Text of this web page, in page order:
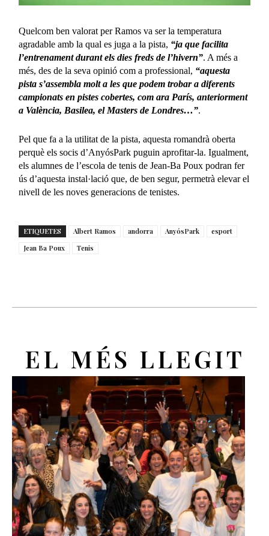
Quelcom ben valorat per Ramos va ser la temperatura
agradable amb la qual es juga a la pista, “ja que facilita
l’entrenament durant els dies freds de l’hivern”. A més a
més, des de la seva opinió com a professional, “aquesta
pista s’assembla molt a les que podem trobar a diferents
campionats en pistes cobertes, com ara París, anteriorment
a València, Basilea, el Masters de Londres…”.
Pel que fa a la utilitat de la pista, aquesta romandrà oberta
perquè els socis d’AnyósPark puguin aprofitar-la. Igualment,
els alumnes de l’escola de tenis de Jean-Ba Poux podran fer
ús d’aquesta instal·lació que, de ben segur, permetrà elevar el
nivell de les noves generacions de tenistes.
ETIQUETES Albert Ramos andorra AnyósPark
esport
Jean Ba Poux
Tenis
EL MÉS LLEGIT